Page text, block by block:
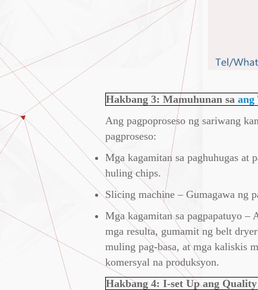
Hakbang 3: Mamuhunan sa ang
Ang pagpoproseso ng sariwang
pagproseso:
Mga kagamitan sa paghuhugas at
huling chips.
Slicing machine – Gumagawa ng
Mga kagamitan sa pagpapatuyo –
mga resulta, gumamit ng belt
muling pag-basa, at mga kaliskis
komersyal na produksyon.
Hakbang 4: I-set Up ang